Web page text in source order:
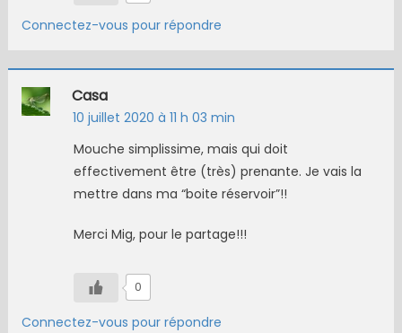
Connectez-vous pour répondre
Casa
10 juillet 2020 à 11 h 03 min
Mouche simplissime, mais qui doit
effectivement être (très) prenante. Je vais la
mettre dans ma “boite réservoir”!!
Merci Mig, pour le partage!!!
0
Connectez-vous pour répondre